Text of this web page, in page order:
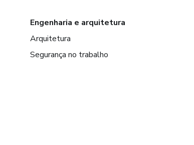
Engenharia e arquitetura
Arquitetura
Segurança no trabalho